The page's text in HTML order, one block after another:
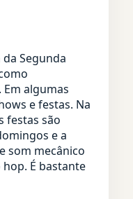
Segunda
algumas
e festas. Na
festas são
e a
som mecânico
É bastante